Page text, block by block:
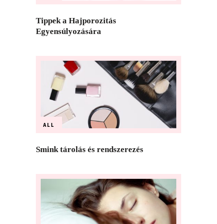
Tippek a Hajporozitás
Egyensúlyozására
ALL
Smink tárolás és rendszerezés